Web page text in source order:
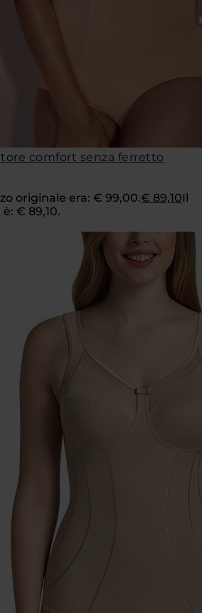
comfort senza ferretto
originale era: € 99,00.€ 89,10Il
€ 89,10.